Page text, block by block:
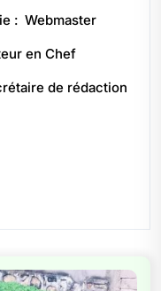
: Webmaster
en Chef
de rédaction